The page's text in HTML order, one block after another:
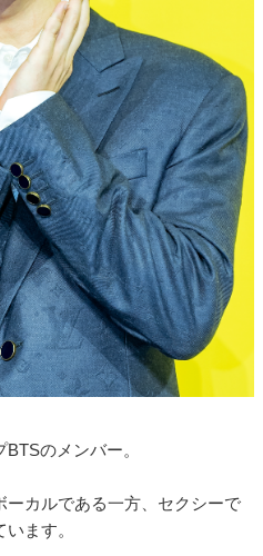
のメンバー。
カルである一方、セクシーで
ます。